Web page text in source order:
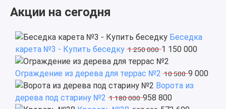
Акции на сегодня
Беседка
карета №3 - Купить беседку 1 250 0001 150 000
Ограждение из дерева для террас №2 10 5009 000
Ворота из
дерева под старину №2 1 180 000958 800